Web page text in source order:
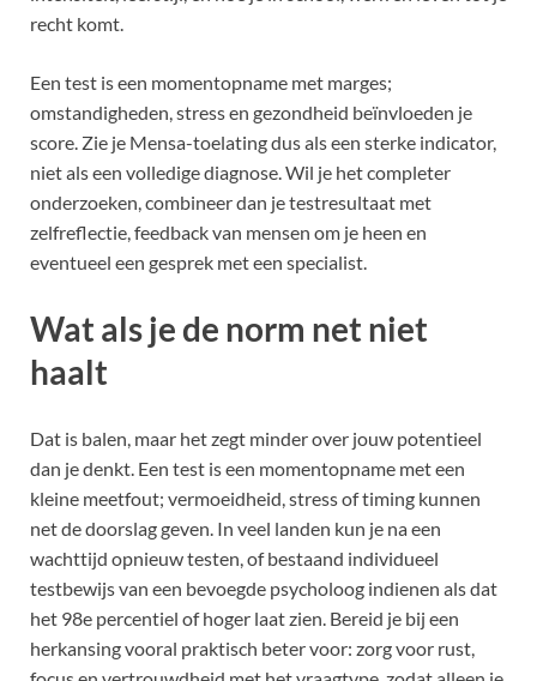
recht komt.
Een test is een momentopname met marges;
omstandigheden, stress en gezondheid beïnvloeden je
score. Zie je Mensa-toelating dus als een sterke indicator,
niet als een volledige diagnose. Wil je het completer
onderzoeken, combineer dan je testresultaat met
zelfreflectie, feedback van mensen om je heen en
eventueel een gesprek met een specialist.
Wat als je de norm net niet
haalt
Dat is balen, maar het zegt minder over jouw potentieel
dan je denkt. Een test is een momentopname met een
kleine meetfout; vermoeidheid, stress of timing kunnen
net de doorslag geven. In veel landen kun je na een
wachttijd opnieuw testen, of bestaand individueel
testbewijs van een bevoegde psycholoog indienen als dat
het 98e percentiel of hoger laat zien. Bereid je bij een
herkansing vooral praktisch beter voor: zorg voor rust,